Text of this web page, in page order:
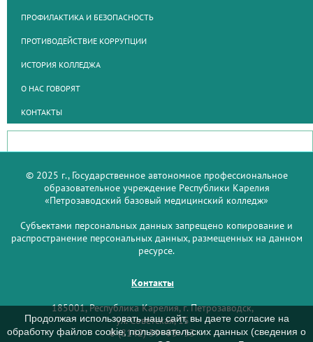
ПРОФИЛАКТИКА И БЕЗОПАСНОСТЬ
ПРОТИВОДЕЙСТВИЕ КОРРУПЦИИ
ИСТОРИЯ КОЛЛЕДЖА
О НАС ГОВОРЯТ
КОНТАКТЫ
© 2025 г., Государственное автономное профессиональное
образовательное учреждение Республики Карелия
«Петрозаводский базовый медицинский колледж»
Субъектами персональных данных запрещено копирование и
распространение персональных данных, размещенных на данном
ресурсе.
Контакты
185001, Республика Карелия, г. Петрозаводск,
ул. Советская, 15
8 (8142) 59–93–33
Продолжая использовать наш сайт, вы даете согласие на
обработку файлов cookie, пользовательских данных (сведения о